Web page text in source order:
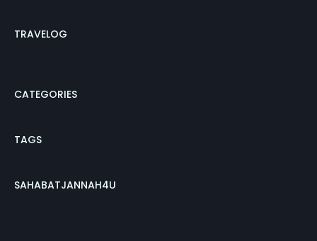
TRAVELOG
CATEGORIES
TAGS
SAHABATJANNAH4U